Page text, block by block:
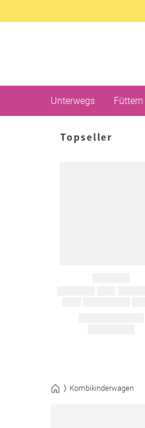
Unterwegs Füttern
Topseller
Kombikinderwagen